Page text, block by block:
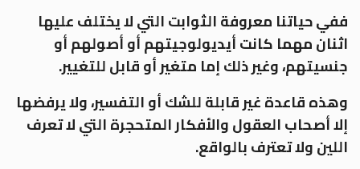
ففي حياتنا معروفة الثوابت التي لا يختلف عليها
اثنان مهما كانت أيديولوجيتهم أو أصولهم أو
جنسيتهم، وغير ذلك إما متغير أو قابل للتغيير.
وهذه قاعدة غير قابلة للشك أو التفسير، ولا يرفضها
إلا أصحاب العقول والأفكار المتحجرة التي لا تعرف
اللين ولا تعترف بالواقع.